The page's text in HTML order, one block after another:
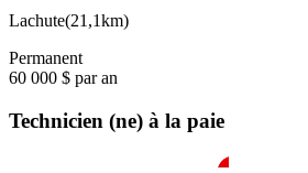
Lachute(21,1km)
Permanent
60 000 $ par an
Technicien (ne) à la paie